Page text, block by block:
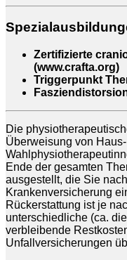
Zertifizierte
(www.crafta.org)
Triggerpunkt
Die
Überweisung von
Ende der gesamten
ausgestellt, die Sie
Krankenversicherung
Rückerstattung ist je
unterschiedliche (ca.
verbleibende
Unfallversicherungen